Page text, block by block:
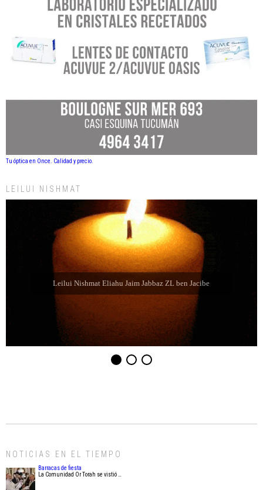
Tu óptica en Once. Calidad y precio.
LEILUI NISHMAT
Leilui Nishmat Sara bat Farida Chabube ZL
NOTICIAS EN EL TIEMPO
Barracas de fiesta
La Comunidad Or Torah se vistió …